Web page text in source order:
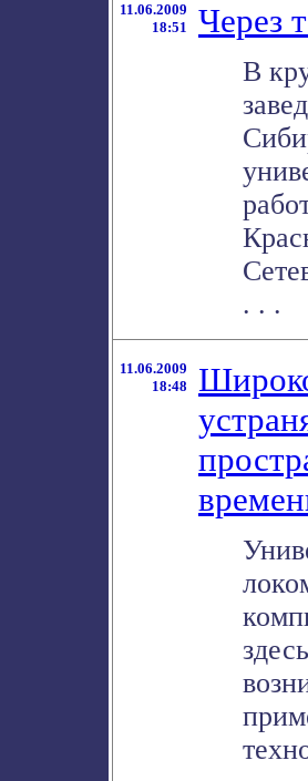
11.06.2009
18:51
Через
В
. . .
11.06.2009
18:48